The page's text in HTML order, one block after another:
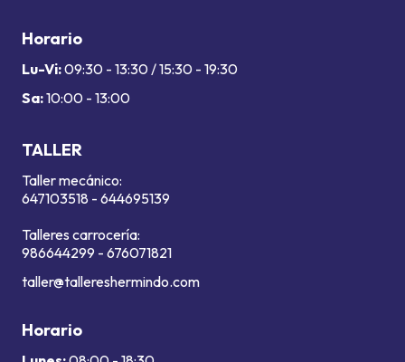
Horario
Lu-Vi:09:30 - 13:30 / 15:30 - 19:30
Sa:10:00 - 13:00
TALLER
Taller mecánico:
647103518 - 644695139
Talleres carrocería:
986644299 - 676071821
taller@tallereshermindo.com
Horario